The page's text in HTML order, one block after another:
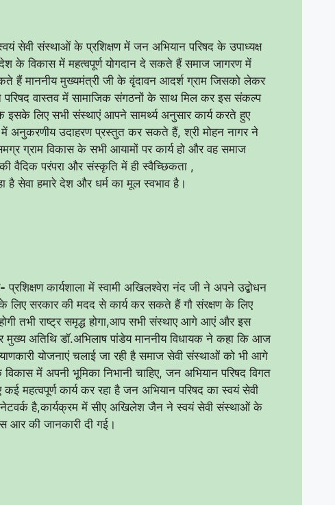
सेवी संस्थाओं के प्रशिक्षण में जन अभियान परिषद के उपाध्यक्ष
के विकास में महत्वपूर्ण योगदान दे सकते हैं समाज जागरण में
हैं माननीय मुख्यमंत्री जी के वृंदावन आदर्श ग्राम जिसको लेकर
परिषद वास्तव में सामाजिक संगठनों के साथ मिल कर इस संकल्प
इसके लिए सभी संस्थाएं आपने सामर्थ्य अनुसार कार्य करते हुए
अनुकरणीय उदाहरण प्रस्तुत कर सकते हैं, श्री मोहन नागर ने
ग्राम विकास के सभी आयामों पर कार्य हो और वह समाज
वैदिक परंपरा और संस्कृति में ही स्वैच्छिकता ,
है सेवा हमारे देश और धर्म का मूल स्वभाव है।
प्रशिक्षण कार्यशाला में स्वामी अखिलश्वेरा नंद जी ने अपने उद्बोधन
लिए सरकार की मदद से कार्य कर सकते हैं गौ संरक्षण के लिए
तभी राष्ट्र समृद्ध होगा,आप सभी संस्थाए आगे आएं और इस
मुख्य अतिथि डॉ.अभिलाष पांडेय माननीय विधायक ने कहा कि आज
योजनाएं चलाई जा रही है समाज सेवी संस्थाओं को भी आगे
में अपनी भूमिका निभानी चाहिए, जन अभियान परिषद विगत
महत्वपूर्ण कार्य कर रहा है जन अभियान परिषद का स्वयं सेवी
नेटवर्क है,कार्यक्रम में सीए अखिलेश जैन ने स्वयं सेवी संस्थाओं के
आर की जानकारी दी गई।